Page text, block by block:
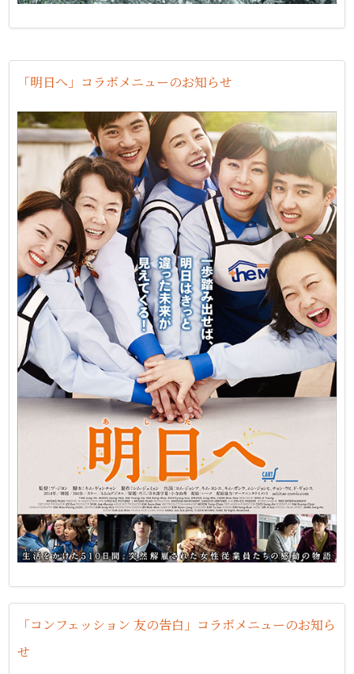
「明日へ」コラボメニューのお知らせ
「コンフェッション 友の告白」コラボメニューのお知ら
せ